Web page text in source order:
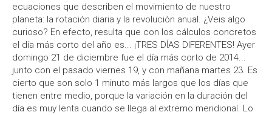
ecuaciones que describen el movimiento de nuestro
planeta: la rotación diaria y la revolución anual. ¿Veis algo
curioso? En efecto, resulta que con los cálculos concretos
el día más corto del año es... ¡TRES DÍAS DIFERENTES! Ayer
domingo 21 de diciembre fue el día más corto de 2014...
junto con el pasado viernes 19, y con mañana martes 23. Es
cierto que son solo 1 minuto más largos que los días que
tienen entre medio, porque la variación en la duración del
día es muy lenta cuando se llega al extremo meridional. Lo